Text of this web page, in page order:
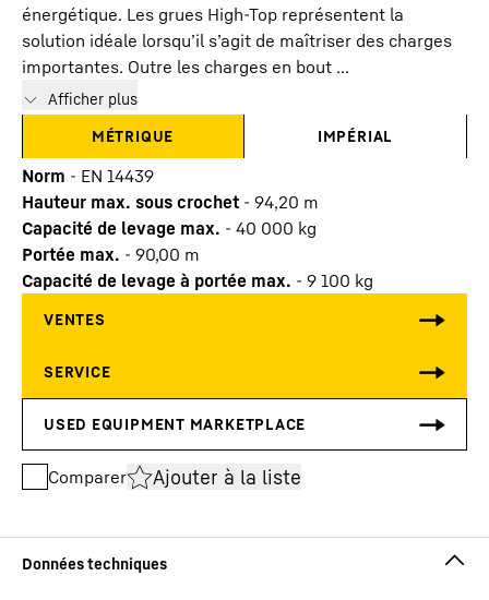
énergétique. Les grues High-Top représentent la
solution idéale lorsqu’il s’agit de maîtriser des charges
importantes. Outre les charges en bout ...
Afficher plus
MÉTRIQUE
IMPÉRIAL
Norm - EN 14439
Hauteur max. sous crochet - 94,20 m
Capacité de levage max. - 40 000 kg
Portée max. - 90,00 m
Capacité de levage à portée max. - 9 100 kg
Comparer Ajouter à la liste